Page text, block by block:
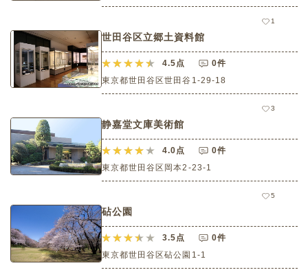
1
世田谷区立郷土資料館
4.5点
0件
東京都世田谷区世田谷1-29-18
3
静嘉堂文庫美術館
4.0点
0件
東京都世田谷区岡本2-23-1
5
砧公園
3.5点
0件
東京都世田谷区砧公園1‐1